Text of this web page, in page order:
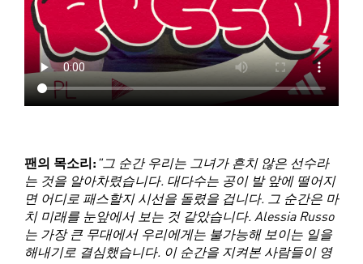
팬의 목소리: "그 순간 우리는 그녀가 흔치 않은 선수라
는 것을 알아차렸습니다. 대다수는 공이 발 앞에 떨어지
면 어디로 패스할지 시선을 돌렸을 겁니다. 그 순간은 마
치 미래를 눈앞에서 보는 것 같았습니다. Alessia Russo
는 가장 큰 무대에서 우리에게는 불가능해 보이는 일을
해내기로 결심했습니다. 이 순간을 지켜본 사람들이 영